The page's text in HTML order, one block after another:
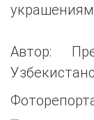
Автор: